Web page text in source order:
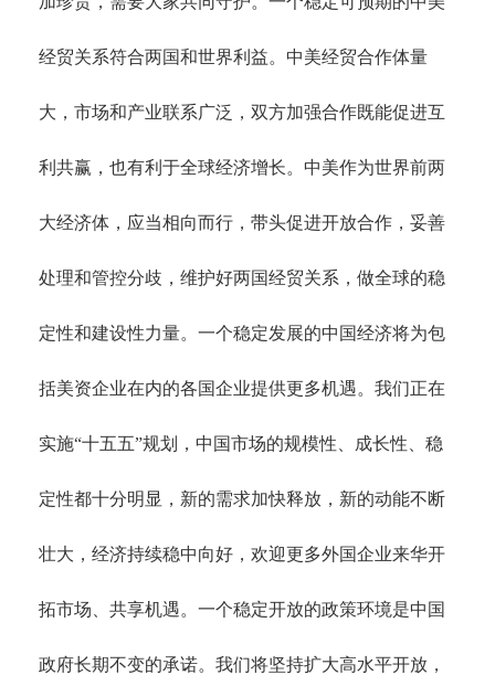
经贸关系符合两国和世界利益。中美经贸合作体量
大，市场和产业联系广泛，双方加强合作既能促进互
利共赢，也有利于全球经济增长。中美作为世界前两
大经济体，应当相向而行，带头促进开放合作，妥善
处理和管控分歧，维护好两国经贸关系，做全球的稳
定性和建设性力量。一个稳定发展的中国经济将为包
括美资企业在内的各国企业提供更多机遇。我们正在
实施“十五五”规划，中国市场的规模性、成长性、稳
定性都十分明显，新的需求加快释放，新的动能不断
壮大，经济持续稳中向好，欢迎更多外国企业来华开
拓市场、共享机遇。一个稳定开放的政策环境是中国
政府长期不变的承诺。我们将坚持扩大高水平开放，